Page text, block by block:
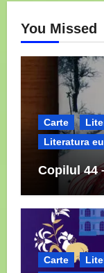
You Missed
Carte
Literatura
Copilul 44
Carte